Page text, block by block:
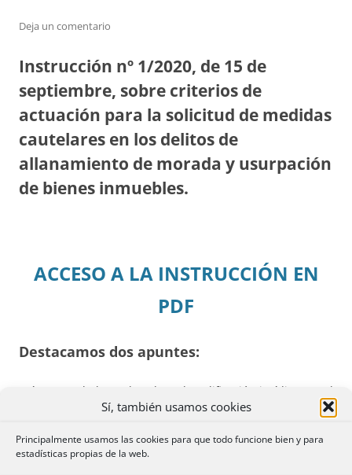
Sí, también usamos cookies
Principalmente usamos las cookies para que todo funcione bien y para
estadísticas propias de la web.
Deja un comentario
Instrucción nº 1/2020, de 15 de
septiembre, sobre criterios de
actuación para la solicitud de medidas
cautelares en los delitos de
allanamiento de morada y usurpación
de bienes inmuebles.
ACCESO A LA INSTRUCCIÓN EN
PDF
Destacamos dos apuntes:
Así pues, a la hora de valorar la calificación jurídico-penal
de los hechos, además de las primeras residencias,
se
residencias o residencias de temporada, siempre que en